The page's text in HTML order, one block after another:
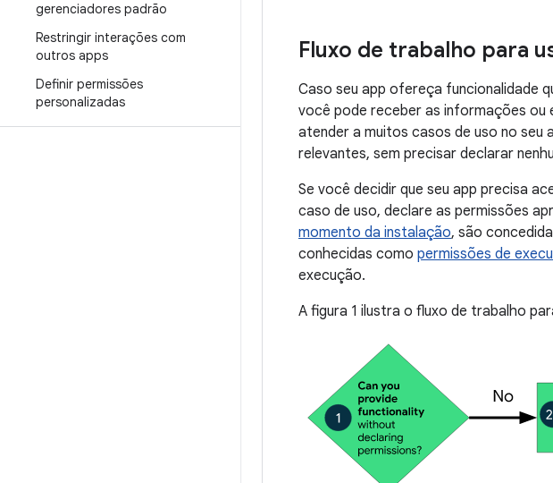
gerenciadores padrão
Restringir interações com
outros apps
Definir permissões
personalizadas
Fluxo de trabalho para
Caso seu app ofereça funcionalidade
você pode receber as informações ou
atender a muitos casos de uso no seu
relevantes, sem precisar declarar
Se você decidir que seu app precisa
caso de uso, declare as permissões
momento da instalação, são
conhecidas como permissões de
execução.
A figura 1 ilustra o fluxo de trabalho